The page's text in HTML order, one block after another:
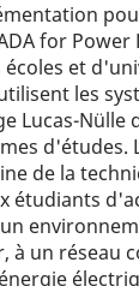
for Power
écoles et
les
Lucas-Nülle
d'études.
de la
étudiants
à un réseau